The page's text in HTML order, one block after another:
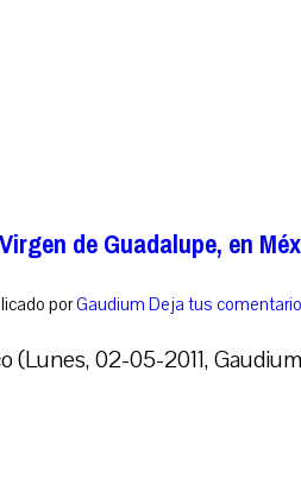
de Guadalupe, en
porGaudium Deja tus
(Lunes, 02-05-2011,